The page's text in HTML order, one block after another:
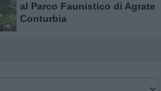
al Parco Faunistico di Agrate
Conturbia